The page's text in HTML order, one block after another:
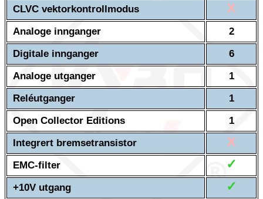
CLVC vektorkontrollmodus X
Analoge innganger
2
Digitale innganger
6
Analoge utganger
1
Reléutganger
1
Open Collector Editions
1
Integrert bremsetransistor
X
EMC-filter ✓
+10V utgang ✓